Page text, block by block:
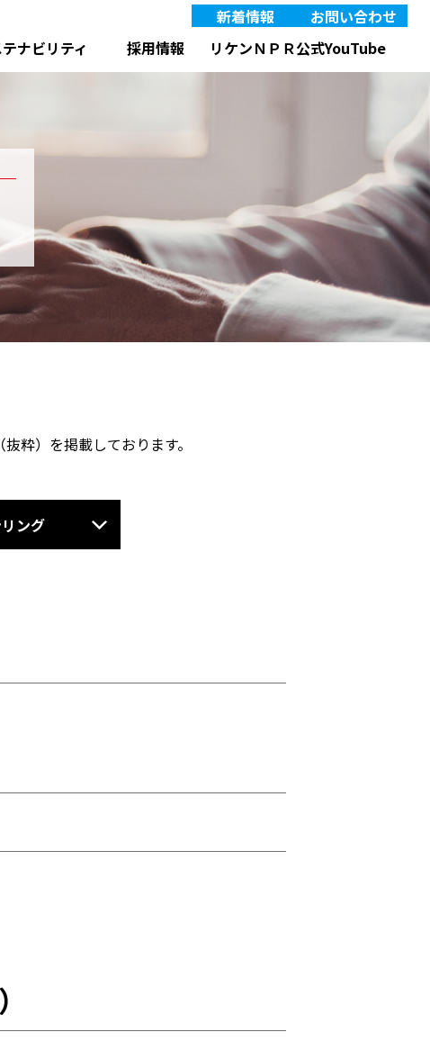
ニット製品
ナビリティ 採用情報
新着情報 IRニュース
お問い合わせ
JP EN
リケンＮＰＲ公式YouTube
粋）を掲載しております。
ング